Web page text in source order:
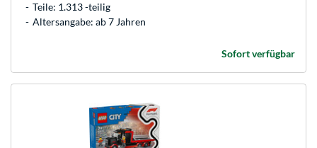
Teile: 1.313 -teilig
Altersangabe: ab 7 Jahren
Sofort verfügbar